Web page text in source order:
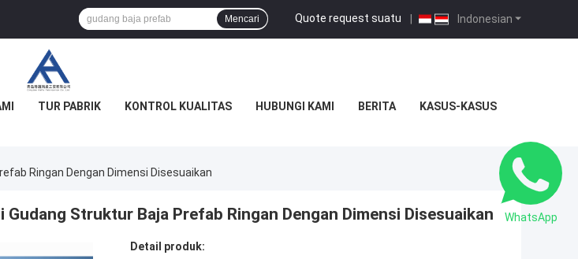
Indonesian
Quote request suatu |
Mencari
TUR PABRIK KONTROL KUALITAS HUBUNGI KAMI BERITA KASUS-KASUS
Ringan Dengan Dimensi Disesuaikan
Struktur Baja Prefab Ringan Dengan Dimensi Disesuaikan
Detail produk:
WhatsApp